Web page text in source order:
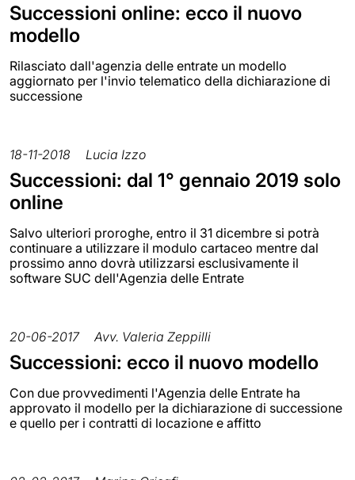
Successioni online: ecco il nuovo
modello
Rilasciato dall'agenzia delle entrate un modello
aggiornato per l'invio telematico della dichiarazione di
successione
18-11-2018 Lucia Izzo
Successioni: dal 1° gennaio 2019 solo
online
Salvo ulteriori proroghe, entro il 31 dicembre si potrà
continuare a utilizzare il modulo cartaceo mentre dal
prossimo anno dovrà utilizzarsi esclusivamente il
software SUC dell'Agenzia delle Entrate
20-06-2017 Avv. Valeria Zeppilli
Successioni: ecco il nuovo modello
Con due provvedimenti l'Agenzia delle Entrate ha
approvato il modello per la dichiarazione di successione
e quello per i contratti di locazione e affitto